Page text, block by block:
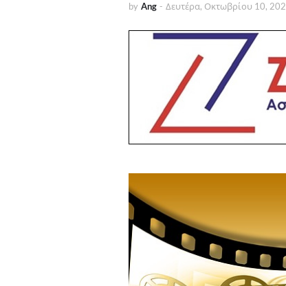
by Ang - Δευτέρα, Οκτωβρίου 10,